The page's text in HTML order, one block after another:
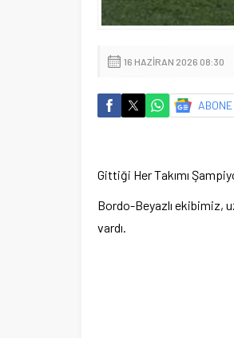
16 HAZIRAN 2026 08:30
ABONE
Gittiği Her Takımı
Bordo-Beyazlı ekibimiz,
vardı.